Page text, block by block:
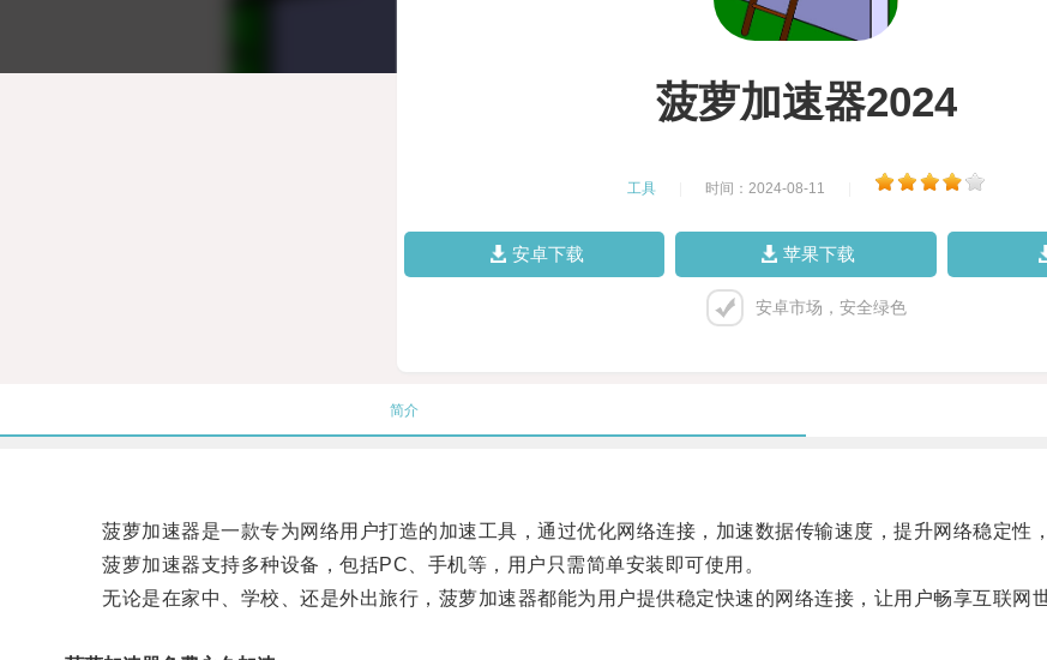
菠萝加速器2024
工具 时间：2024-08-11
安卓下载 苹果下载
安卓市场，安全绿色
简介
菠萝加速器是一款专为网络用户打造的加速工具，通过优化网络连接，加速数据传输速度，提升网络稳定性
菠萝加速器支持多种设备，包括PC、手机等，用户只需简单安装即可使用。
无论是在家中、学校、还是外出旅行，菠萝加速器都能为用户提供稳定快速的网络连接，让用户畅享互联网世